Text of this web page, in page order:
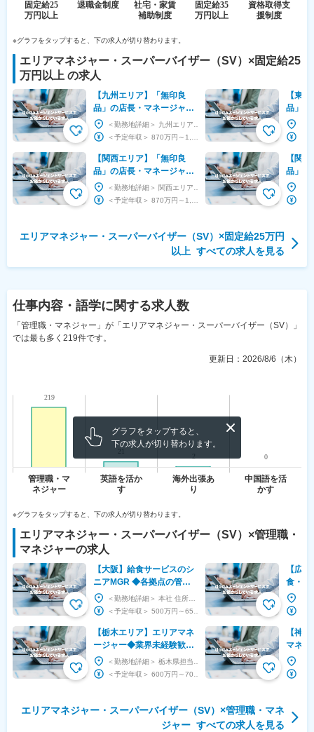
※グラフをタップすると、下の求人が切り替わります。
エリアマネジャー・スーパーバイザー（SV） ×固定給25
万円以上 の求人
【九州エリア】「無印良
品」の店長・マネージャー
候補◆全社の成長をリード
【関西エリア】「無印良
品」の店長・マネージャー
候補◆全社の成長をリード
【東
品」の
候補◆
【関
品」の
候補◆
エリアマネジャー・スーパーバイザー（SV） ×固定給25万円
以上 すべての求人を見る
仕事内容・語学に関する求人数
「管理職・マネジャー」が「エリアマネジャー・スーパーバイザー（SV）」
では最も多く219件です。
更新日： 2026/8/6（木）
グラフをタップすると、
下の求人が切り替わります。
※グラフをタップすると、下の求人が切り替わります。
エリアマネジャー・スーパーバイザー（SV） ×管理職・
マネジャーの求人
【大阪】給食サービスのシ
ニアMGR ◆各拠点の管理
／関西圏で高シェア／キャ
リアアップ〇／老舗企業
【栃木エリア】エリアマネ
ージャー◆業界未経験歓
迎！◇医療・介護施設◇複
数施設の運営管理・数値改
【広
食・実
ジャ
ックス
【神
マネー
般・
足向上
エリアマネジャー・スーパーバイザー（SV） ×管理職・マネ
ジャー すべての求人を見る